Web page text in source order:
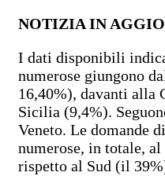
NOTIZIA IN
I dati disponibili
numerose giungono
16,40%), davanti alla
Sicilia (9,4%).
Veneto. Le domande
numerose, in totale,
rispetto al Sud (il